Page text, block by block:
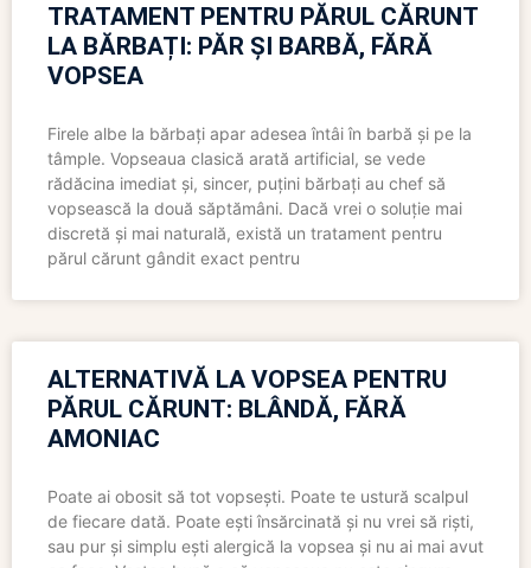
TRATAMENT PENTRU PĂRUL CĂRUNT
LA BĂRBAȚI: PĂR ȘI BARBĂ, FĂRĂ
VOPSEA
Firele albe la bărbați apar adesea întâi în barbă și pe la
tâmple. Vopseaua clasică arată artificial, se vede
rădăcina imediat și, sincer, puțini bărbați au chef să
vopsească la două săptămâni. Dacă vrei o soluție mai
discretă și mai naturală, există un tratament pentru
părul cărunt gândit exact pentru
ALTERNATIVĂ LA VOPSEA PENTRU
PĂRUL CĂRUNT: BLÂNDĂ, FĂRĂ
AMONIAC
Poate ai obosit să tot vopsești. Poate te ustură scalpul
de fiecare dată. Poate ești însărcinată și nu vrei să riști,
sau pur și simplu ești alergică la vopsea și nu ai mai avut